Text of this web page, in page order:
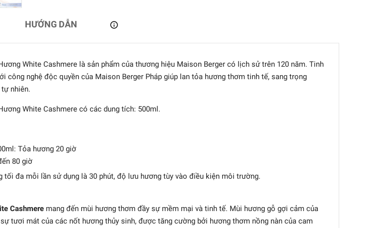
HƯỚNG DẪN
White Cashmere là sản phẩm của thương hiệu Maison Berger có lịch sử trên 120 năm. Tinh
công nghệ độc quyền của Maison Berger Pháp giúp lan tỏa hương thơm tinh tế, sang trọng
nhiên.
White Cashmere có các dung tích: 500ml.
Tỏa hương 20 giờ
80 giờ
tối đa mỗi lần sử dụng là 30 phút, độ lưu hương tùy vào điều kiện môi trường.
Cashmeremang đến mùi hương thơm đầy sự mềm mại và tinh tế. Mùi hương gỗ gợi cảm của
tươi mát của các nốt hương thủy sinh, được tăng cường bởi hương thơm nồng nàn của cam